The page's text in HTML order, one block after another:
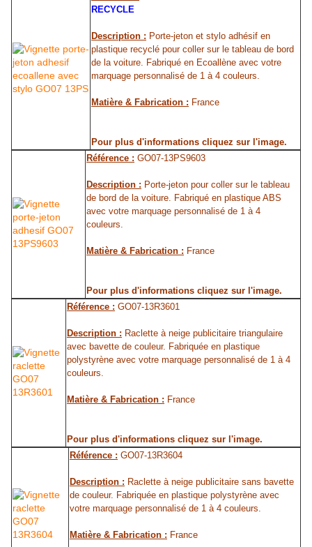
RECYCLE
Description : Porte-jeton et stylo adhésif en
plastique recyclé pour coller sur le tableau de bord
de la voiture. Fabriqué en Ecoallène avec votre
marquage personnalisé de 1 à 4 couleurs.
Matière & Fabrication : France
Pour plus d'informations cliquez sur l'image.
Référence : GO07-13PS9603
Description : Porte-jeton pour coller sur le tableau
de bord de la voiture. Fabriqué en plastique ABS
avec votre marquage personnalisé de 1 à 4
couleurs.
Matière & Fabrication : France
Pour plus d'informations cliquez sur l'image.
Référence : GO07-13R3601
Description : Raclette à neige publicitaire triangulaire
avec bavette de couleur. Fabriquée en plastique
polystyrène avec votre marquage personnalisé de 1 à 4
couleurs.
Matière & Fabrication : France
Pour plus d'informations cliquez sur l'image.
Référence : GO07-13R3604
Description : Raclette à neige publicitaire sans bavette
de couleur. Fabriquée en plastique polystyrène avec
votre marquage personnalisé de 1 à 4 couleurs.
Matière & Fabrication : France